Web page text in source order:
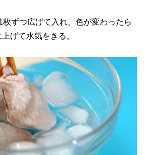
ずつ広げて入れ、色が変わったら
げて水気をきる。